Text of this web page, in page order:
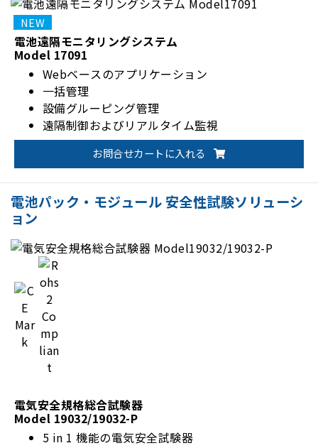
電池遠隔モニタリングシステム
Model 17091
Webベースのアプリケーション
一括管理
設備グルーピング管理
遠隔制御およびリアルタイム監視
お問合せカートに入れる
電池パック・モジュール 安全性試験ソリューシ
ョン
電気安全規格総合試験器
Model 19032/19032-P
5 in 1 機能の電気安全試験器